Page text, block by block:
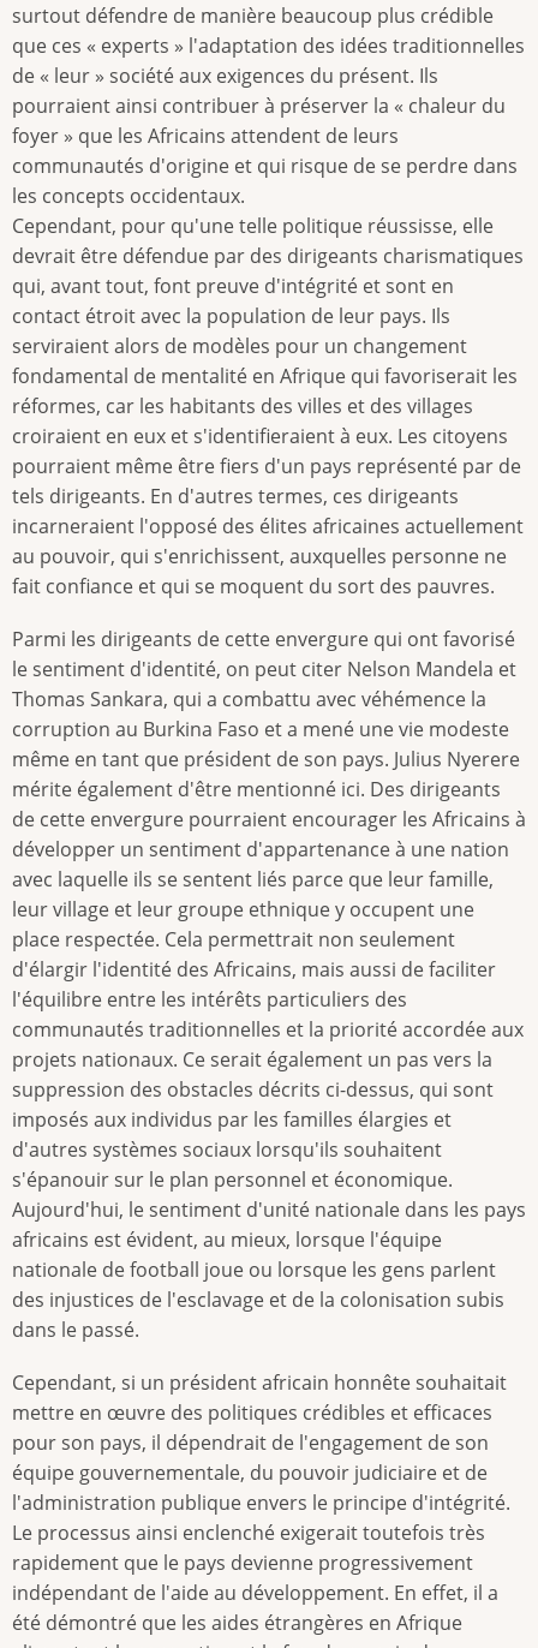
surtout défendre de manière beaucoup plus crédible
que ces « experts » l'adaptation des idées traditionnelles
de « leur » société aux exigences du présent. Ils
pourraient ainsi contribuer à préserver la « chaleur du
foyer » que les Africains attendent de leurs
communautés d'origine et qui risque de se perdre dans
les concepts occidentaux.
Cependant, pour qu'une telle politique réussisse, elle
devrait être défendue par des dirigeants charismatiques
qui, avant tout, font preuve d'intégrité et sont en
contact étroit avec la population de leur pays. Ils
serviraient alors de modèles pour un changement
fondamental de mentalité en Afrique qui favoriserait les
réformes, car les habitants des villes et des villages
croiraient en eux et s'identifieraient à eux. Les citoyens
pourraient même être fiers d'un pays représenté par de
tels dirigeants. En d'autres termes, ces dirigeants
incarneraient l'opposé des élites africaines actuellement
au pouvoir, qui s'enrichissent, auxquelles personne ne
fait confiance et qui se moquent du sort des pauvres.
Parmi les dirigeants de cette envergure qui ont favorisé
le sentiment d'identité, on peut citer Nelson Mandela et
Thomas Sankara, qui a combattu avec véhémence la
corruption au Burkina Faso et a mené une vie modeste
même en tant que président de son pays. Julius Nyerere
mérite également d'être mentionné ici. Des dirigeants
de cette envergure pourraient encourager les Africains à
développer un sentiment d'appartenance à une nation
avec laquelle ils se sentent liés parce que leur famille,
leur village et leur groupe ethnique y occupent une
place respectée. Cela permettrait non seulement
d'élargir l'identité des Africains, mais aussi de faciliter
l'équilibre entre les intérêts particuliers des
communautés traditionnelles et la priorité accordée aux
projets nationaux. Ce serait également un pas vers la
suppression des obstacles décrits ci-dessus, qui sont
imposés aux individus par les familles élargies et
d'autres systèmes sociaux lorsqu'ils souhaitent
s'épanouir sur le plan personnel et économique.
Aujourd'hui, le sentiment d'unité nationale dans les pays
africains est évident, au mieux, lorsque l'équipe
nationale de football joue ou lorsque les gens parlent
des injustices de l'esclavage et de la colonisation subis
dans le passé.
Cependant, si un président africain honnête souhaitait
mettre en œuvre des politiques crédibles et efficaces
pour son pays, il dépendrait de l'engagement de son
équipe gouvernementale, du pouvoir judiciaire et de
l'administration publique envers le principe d'intégrité.
Le processus ainsi enclenché exigerait toutefois très
rapidement que le pays devienne progressivement
indépendant de l'aide au développement. En effet, il a
été démontré que les aides étrangères en Afrique